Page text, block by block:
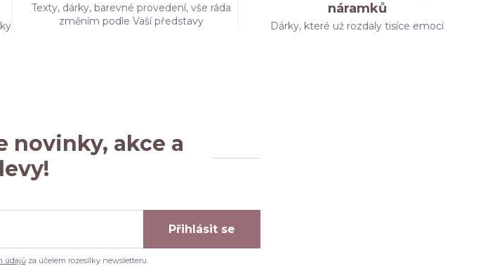
Texty, dárky, barevné provedení, vše ráda
změním podle Vaší představy
náramků
Dárky, které už rozdaly tisíce emocí
novinky, akce a
Přihlásit se
údajůza účelem rozesílky newsletteru.